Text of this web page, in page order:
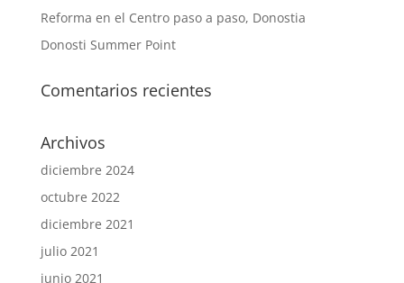
Reforma en el Centro paso a paso, Donostia
Donosti Summer Point
Comentarios recientes
Archivos
diciembre 2024
octubre 2022
diciembre 2021
julio 2021
junio 2021